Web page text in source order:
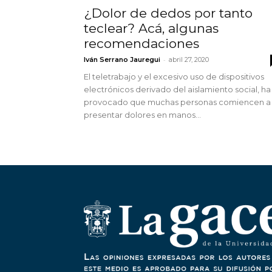
¿Dolor de dedos por tanto
teclear? Acá, algunas
recomendaciones
Iván Serrano Jauregui - abril 27, 2020
El teletrabajo y el excesivo uso de dispositivos
electrónicos derivado del aislamiento social, ha
provocado que muchas personas comiencen a
presentar dolores en manos...